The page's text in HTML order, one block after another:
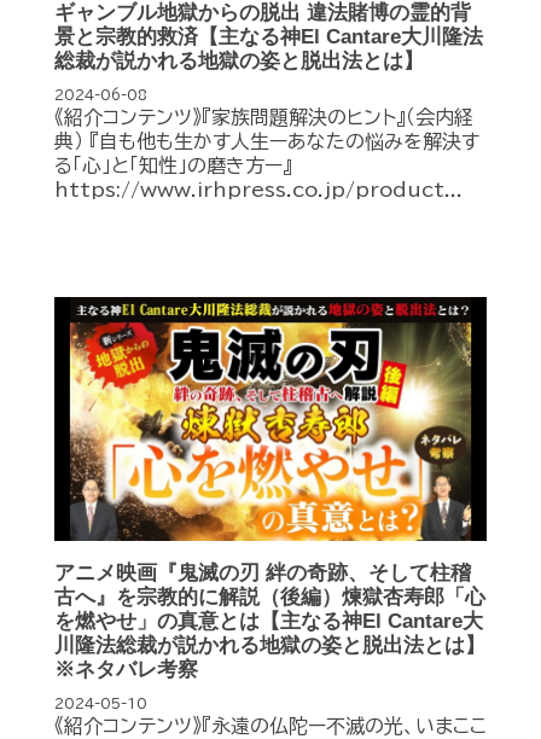
ギャンブル地獄からの脱出 違法賭博の霊的背
景と宗教的救済【主なる神El Cantare大川隆法
総裁が説かれる地獄の姿と脱出法とは】
2024-06-08
《紹介コンテンツ》『家族問題解決のヒント』（会内経
典） 『自も他も生かす人生ーあなたの悩みを解決す
る「心」と「知性」の磨き方ー』
https://www.irhpress.co.jp/product...
アニメ映画『鬼滅の刃 絆の奇跡、そして柱稽
古へ』を宗教的に解説（後編）煉獄杏寿郎「心
を燃やせ」の真意とは【主なる神El Cantare大
川隆法総裁が説かれる地獄の姿と脱出法とは】
※ネタバレ考察
2024-05-10
《紹介コンテンツ》『永遠の仏陀ー不滅の光、いまここ